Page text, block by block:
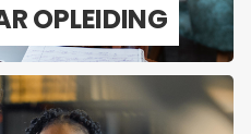
OP­LEI­DING